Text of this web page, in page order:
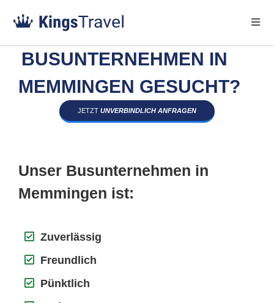
BUSUNTERNEHMEN IN
MEMMINGEN GESUCHT?
JETZT UNVERBINDLICH ANFRAGEN
Unser Busunternehmen in
Memmingen ist:
Zuverlässig
Freundlich
Pünktlich